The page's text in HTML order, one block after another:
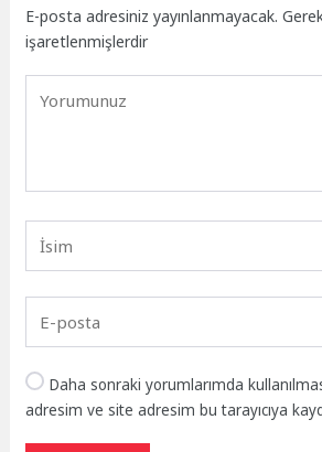
E-posta adresiniz yayınlanmayacak.
işaretlenmişlerdir
Daha sonraki yorumlarımda
adresim ve site adresim bu tarayıcıya